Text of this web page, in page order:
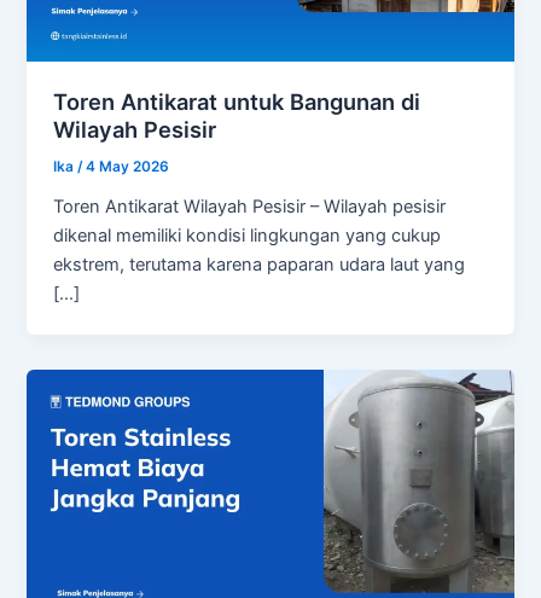
Toren Antikarat untuk Bangunan di
Wilayah Pesisir
Ika/4 May 2026
Toren Antikarat Wilayah Pesisir – Wilayah pesisir
dikenal memiliki kondisi lingkungan yang cukup
ekstrem, terutama karena paparan udara laut yang
[…]